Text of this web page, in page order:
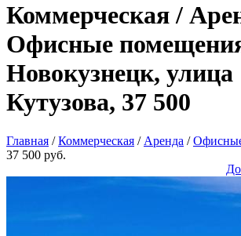
Коммерческая /
Офисные
Новокузнецк, улица
Кутузова, 37 500
Главная /Коммерческая / Аренда /
37 500 руб.